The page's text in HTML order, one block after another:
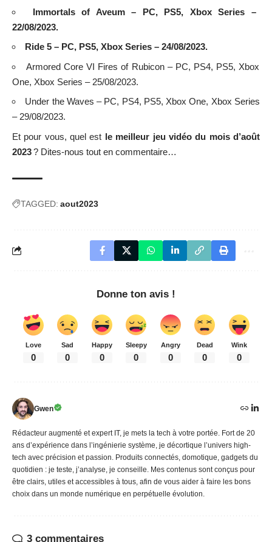
Immortals of Aveum – PC, PS5, Xbox Series –
22/08/2023.
Ride 5 – PC, PS5, Xbox Series – 24/08/2023.
Armored Core VI Fires of Rubicon – PC, PS4, PS5, Xbox
One, Xbox Series – 25/08/2023.
Under the Waves – PC, PS4, PS5, Xbox One, Xbox Series
– 29/08/2023.
Et pour vous, quel est le meilleur jeu vidéo du mois d’août
2023? Dites-nous tout en commentaire…
TAGGED: aout2023
Donne ton avis !
Love
0
Sad
0
Happy
0
Sleepy
0
Angry
0
Dead
0
Wink
0
Gwen
Rédacteur augmenté et expert IT, je mets la tech à votre portée. Fort de 20
ans d’expérience dans l’ingénierie système, je décortique l’univers high-
tech avec précision et passion. Produits connectés, domotique, gadgets du
quotidien : je teste, j’analyse, je conseille. Mes contenus sont conçus pour
être clairs, utiles et accessibles à tous, afin de vous aider à faire les bons
choix dans un monde numérique en perpétuelle évolution.
3 commentaires